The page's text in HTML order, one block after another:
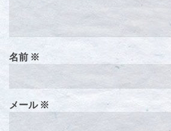
名前 ※
メール ※